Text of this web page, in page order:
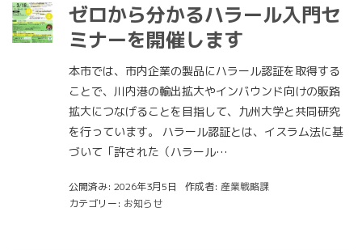
ゼロから分かるハラール入門セ
ミナーを開催します
本市では、市内企業の製品にハラール認証を取得する
ことで、川内港の輸出拡大やインバウンド向けの販路
拡大につなげることを目指して、九州大学と共同研究
を行っています。 ハラール認証とは、イスラム法に基
づいて「許された（ハラール…
公開済み: 2026年3月5日 作成者: 産業戦略課
カテゴリー: お知らせ